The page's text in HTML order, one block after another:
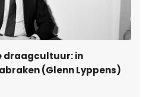
draagcultuur: in
(Glenn Lyppens)